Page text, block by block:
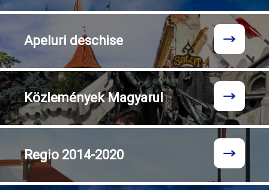
Apeluri deschise
KözleményekMagyarul
Regio 2014-2020